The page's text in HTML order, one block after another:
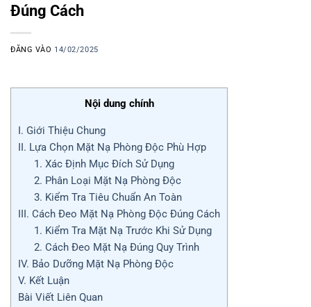
Đúng Cách
ĐĂNG VÀO 14/02/2025
Nội dung chính
I. Giới Thiệu Chung
II. Lựa Chọn Mặt Nạ Phòng Độc Phù Hợp
1. Xác Định Mục Đích Sử Dụng
2. Phân Loại Mặt Nạ Phòng Độc
3. Kiểm Tra Tiêu Chuẩn An Toàn
III. Cách Đeo Mặt Nạ Phòng Độc Đúng Cách
1. Kiểm Tra Mặt Nạ Trước Khi Sử Dụng
2. Cách Đeo Mặt Nạ Đúng Quy Trình
IV. Bảo Dưỡng Mặt Nạ Phòng Độc
V. Kết Luận
Bài Viết Liên Quan